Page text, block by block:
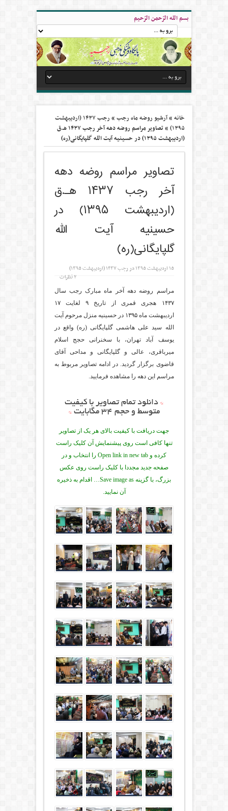
بسم الله الرّحمن الرّحیم
خانه »آرشیو روضه ماه رجب »
رجب ۱۴۳۷ (اردیبهشت
۱۳۹۵) »
تصاویر مراسم روضه دهه آخر رجب ۱۴۳۷ هـ.ق
(اردیبهشت ۱۳۹۵) در حسینیه آیت الله گلپایگانی(ره)
تصاویر مراسم روضه دهه
آخر رجب ۱۴۳۷ هـ.ق
(اردیبهشت ۱۳۹۵) در
حسینیه آیت الله
گلپایگانی(ره)
۱۵ اردیبهشت ۱۳۹۵ در رجب ۱۴۳۷ (اردیبهشت ۱۳۹۵)
۲ نظرات
مراسم روضه دهه آخر ماه مبارک رجب سال
۱۴۳۷ هجری قمری از تاریخ ۹ لغایت ۱۷
اردیبهشت ماه ۱۳۹۵ در حسینیه منزل مرحوم آیت
الله سید علی هاشمی گلپایگانی (ره) واقع در
یوسف آباد تهران، با سخنرانی حجج اسلام
میرباقری، عالی و گلپایگانی و مداحی آقای
قاضوی برگزار گردید. در ادامه تصاویر مربوط به
مراسم این دهه را مشاهده فرمایید.
* دانلود تمام تصاویر با کیفیت
متوسط و حجم ۳۴ مگابایت
*
جهت دریافت با کیفیت بالای هر یک از تصاویر
تنها کافی است روی پیشنمایش آن کلیک راست
کرده و Open link in new tab را انتخاب و در
صفحه جدید مجددا با کلیک راست روی عکس
بزرگ، با گزینه Save image as… اقدام به ذخیره
آن نمایید.